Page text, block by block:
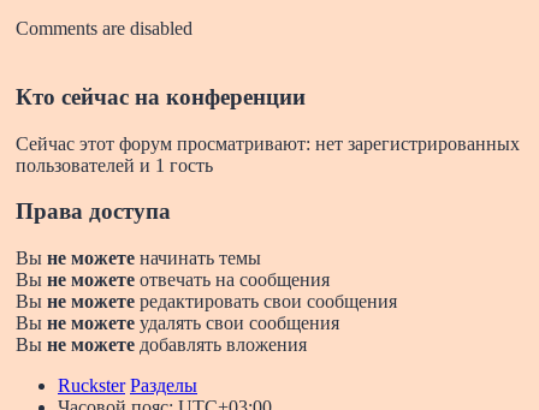
Comments are disabled
Кто сейчас на конференции
Сейчас этот форум просматривают: нет зарегистрированных
пользователей и 1 гость
Права доступа
Вы не можете начинать темы
Вы не можете отвечать на сообщения
Вы не можете редактировать свои сообщения
Вы не можете удалять свои сообщения
Вы не можете добавлять вложения
Ruckster Разделы